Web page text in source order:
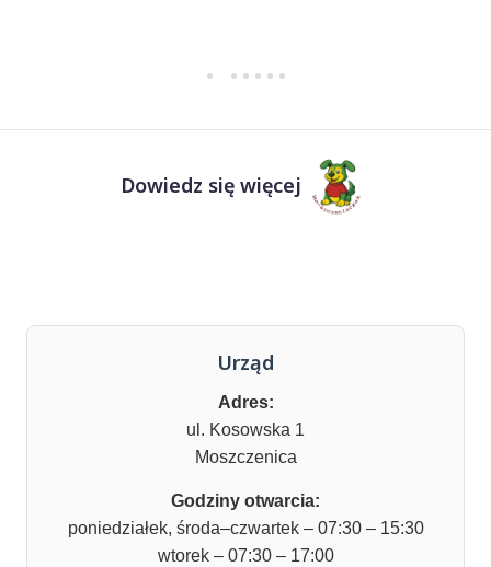
Dowiedz się więcej
Urząd
Adres:
ul. Kosowska 1
Moszczenica
Godziny otwarcia:
poniedziałek, środa–czwartek – 07:30 – 15:30
wtorek – 07:30 – 17:00